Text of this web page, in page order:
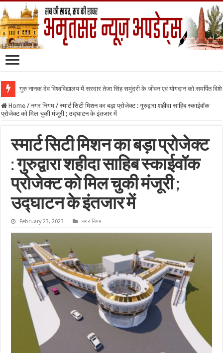
गुरु नानक देव विश्वविद्यालय में सरदार तेजा सिंह समुंदरी के जीवन एवं योगदान को समर्पित
Home / नगर निगम / स्मार्ट सिटी मिशन का बड़ा प्रोजेक्ट : गुरुद्वारा शहीदा साहिब स्काईवॉक
प्रोजेक्ट को मिल चुकी मंजूरी ; उद्घाटन के इंतजार में
स्मार्ट सिटी मिशन का बड़ा प्रोजेक्ट
: गुरुद्वारा शहीदा साहिब स्काईवॉक
प्रोजेक्ट को मिल चुकी मंजूरी ;
उद्घाटन के इंतजार में
February 23, 2023 नगर निगम